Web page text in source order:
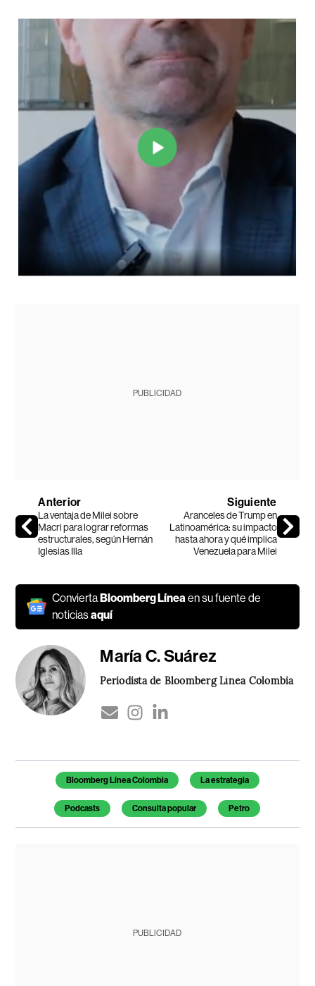
PUBLICIDAD
Anterior
La ventaja de Milei sobre
Macri para lograr reformas
estructurales, según Hernán
Iglesias Illa
Siguiente
Aranceles de Trump en
Latinoamérica: su impacto
hasta ahora y qué implica
Venezuela para Milei
ConviertaBloomberg Línea en su fuente de
noticiasaquí
María C. Suárez
Periodista de Bloomberg Línea Colombia
Temas de este artículo
Bloomberg Línea Colombia La estrategia
Podcasts Consulta popular Petro
PUBLICIDAD